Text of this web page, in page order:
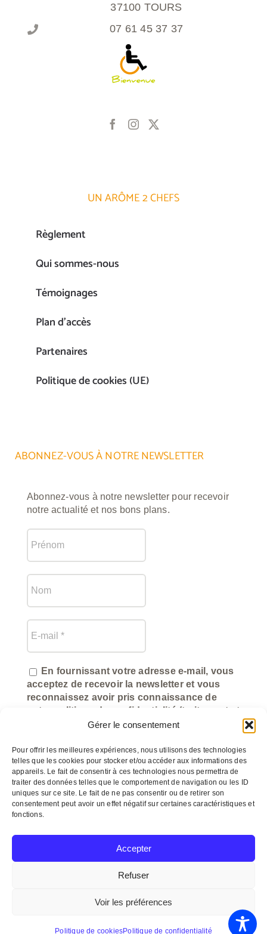
Gérer le consentement
Pour offrir les meilleures expériences, nous utilisons des technologies
telles que les cookies pour stocker et/ou accéder aux informations des
appareils. Le fait de consentir à ces technologies nous permettra de
traiter des données telles que le comportement de navigation ou les ID
uniques sur ce site. Le fait de ne pas consentir ou de retirer son
consentement peut avoir un effet négatif sur certaines caractéristiques et
fonctions.
Accepter
Refuser
Voir les préférences
Politique de cookiesPolitique de confidentialité
37100 TOURS
07 61 45 37 37
UN ARÔME 2 CHEFS
Règlement
Qui sommes-nous
Témoignages
Plan d’accès
Partenaires
Politique de cookies (UE)
ABONNEZ-VOUS À NOTRE NEWSLETTER
Abonnez-vous à notre newsletter pour recevoir
notre actualité et nos bons plans.
En fournissant votre adresse e-mail, vous
acceptez de recevoir la newsletter et vous
reconnaissez avoir pris connaissance de
notre politique de confidentialité (traitement et
utilisation des données).
2026 Un arôme 2 chefs
Mentions légales